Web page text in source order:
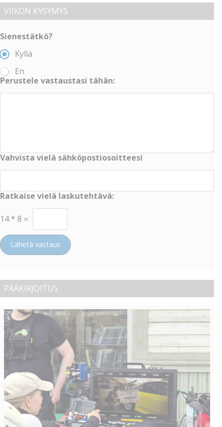
VIIKON KYSYMYS
Sienestätkö?
Kyllä
En
Perustele vastaustasi tähän:
Vahvista vielä sähköpostiosoitteesi
Ratkaise vielä laskutehtävä:
14 * 8 =
Lähetä vastaus
PÄÄKIRJOITUS